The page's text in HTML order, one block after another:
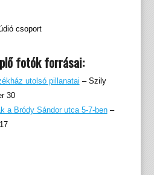
csoport
fotók forrásai:
utolsó pillanatai – Szily
30
a Bródy Sándor utca 5-7-ben–